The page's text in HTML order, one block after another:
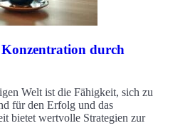
Konzentration durch
Welt ist die Fähigkeit, sich zu
für den Erfolg und das
bietet wertvolle Strategien zur